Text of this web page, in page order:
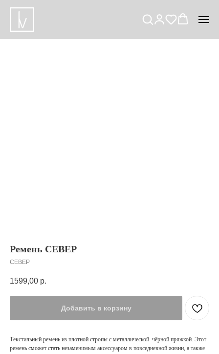
Ремень СЕВЕР
СЕВЕР
1599,00 р.
Добавить в корзину
Текстильный ремень из плотной стропы с металлической чёрной пряжкой. Этот
ремень сможет стать незаменимым аксессуаром в повседневной жизни, а также